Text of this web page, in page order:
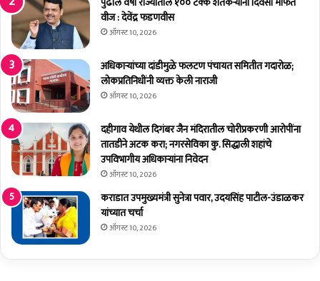
ठे
वू
न
सु
भा
ष
भा
ऊं
ना
श्र
द्धां
ज
ली
!
व्हॉ
ली
बॉ
ल
स्प
र्धा
उ
त्सा
हा
त
वीज : देवेंद्र फडणवीस
ऑगस्ट 10, 2026
अधिकाऱ्यांच्या दांडीमुळे फलटण पंचायत समितीत गदारोळ;
लोकप्रतिनिधींनी व्यक्त केली नाराजी
ऑगस्ट 10, 2026
दहीगाव येथील दिगंबर जैन मंदिरातील चोरीप्रकरणी आरोपींना
तातडीने अटक करा; नगरसेविका कु. सिद्धाली शहांचे
उपविभागीय अधिकाऱ्यांना निवेदन
ऑगस्ट 10, 2026
कराडात उपमुख्यमंत्री सुनेत्रा पवार, उदयसिंह पाटील-उंडाळकर
यांच्यात चर्चा
ऑगस्ट 10, 2026